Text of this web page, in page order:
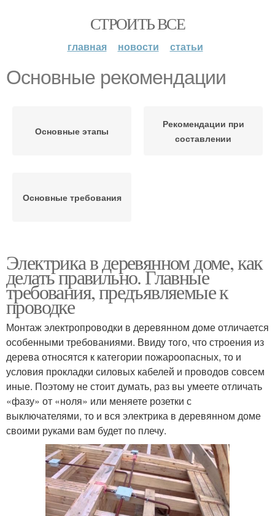
СТРОИТЬ ВСЕ
главная новости статьи
Основные рекомендации
Основные этапы
Рекомендации при
составлении
Основные требования
Электрика в деревянном доме, как
делать правильно. Главные
требования, предъявляемые к
проводке
Монтаж электропроводки в деревянном доме отличается
особенными требованиями. Ввиду того, что строения из
дерева относятся к категории пожароопасных, то и
условия прокладки силовых кабелей и проводов совсем
иные. Поэтому не стоит думать, раз вы умеете отличать
«фазу» от «ноля» или меняете розетки с
выключателями, то и вся электрика в деревянном доме
своими руками вам будет по плечу.